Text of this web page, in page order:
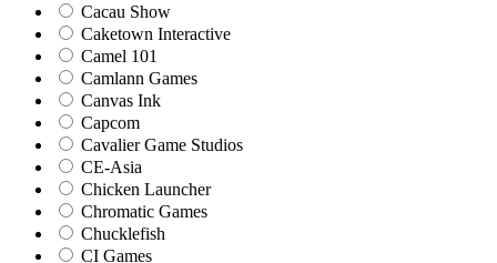
Cacau Show
Caketown Interactive
Camel 101
Camlann Games
Canvas Ink
Capcom
Cavalier Game Studios
CE-Asia
Chicken Launcher
Chromatic Games
Chucklefish
CI Games